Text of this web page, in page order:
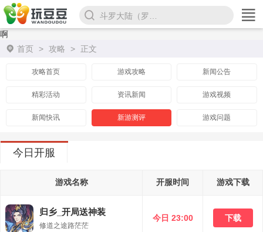
啊
首页 > 攻略 > 正文
攻略首页 游戏攻略 新闻公告
精彩活动 资讯新闻 游戏视频
新闻快讯 新游测评 游戏问题
今日开服
游戏名称 开服时间 游戏下载
归乡_开局送神装
修道之途路茫茫
今日 23:00 下载